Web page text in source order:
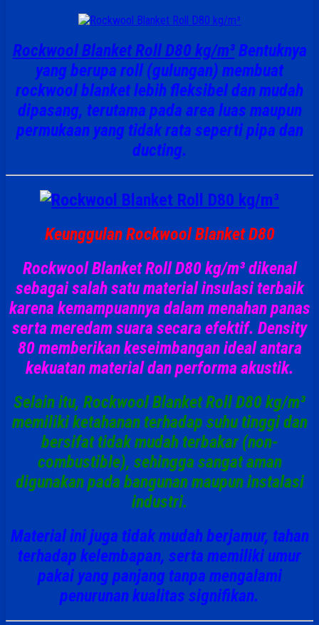
Rockwool Blanket Roll D80 kg/m³Bentuknya
yang berupa roll (gulungan) membuat
rockwool blanket lebih fleksibel dan mudah
dipasang, terutama pada area luas maupun
permukaan yang tidak rata seperti pipa dan
ducting.
Keunggulan Rockwool Blanket D80
Rockwool Blanket Roll D80 kg/m³ dikenal
sebagai salah satu material insulasi terbaik
karena kemampuannya dalam menahan panas
serta meredam suara secara efektif. Density
80 memberikan keseimbangan ideal antara
kekuatan material dan performa akustik.
Selain itu, Rockwool Blanket Roll D80 kg/m³
memiliki ketahanan terhadap suhu tinggi dan
bersifat tidak mudah terbakar (non-
combustible), sehingga sangat aman
digunakan pada bangunan maupun instalasi
industri.
Material ini juga tidak mudah berjamur, tahan
terhadap kelembapan, serta memiliki umur
pakai yang panjang tanpa mengalami
penurunan kualitas signifikan.